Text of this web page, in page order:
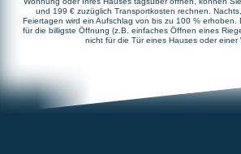
und 199 € zuzüglich Transportkosten rechnen.
Feiertagen wird ein Aufschlag von bis zu 100 % erhoben.
für die billigste Öffnung (z.B. einfaches Öffnen eines
nicht für die Tür eines Hauses oder einer